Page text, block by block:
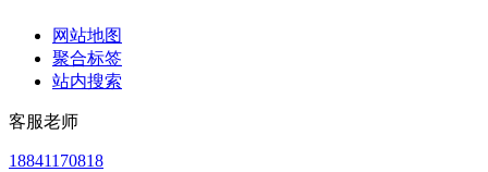
网站地图
聚合标签
站内搜索
客服老师
18841170818